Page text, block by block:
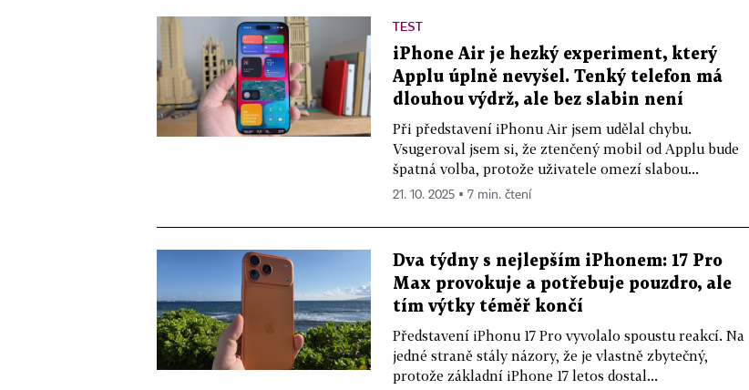
TEST
iPhone Air je hezký experiment, který
Applu úplně nevyšel. Tenký telefon má
dlouhou výdrž, ale bez slabin není
Při představení iPhonu Air jsem udělal chybu.
Vsugeroval jsem si, že ztenčený mobil od Applu bude
špatná volba, protože uživatele omezí slabou...
21. 10. 2025 ▪ 7 min. čtení
Dva týdny s nejlepším iPhonem: 17 Pro
Max provokuje a potřebuje pouzdro, ale
tím výtky téměř končí
Představení iPhonu 17 Pro vyvolalo spoustu reakcí. Na
jedné straně stály názory, že je vlastně zbytečný,
protože základní iPhone 17 letos dostal...